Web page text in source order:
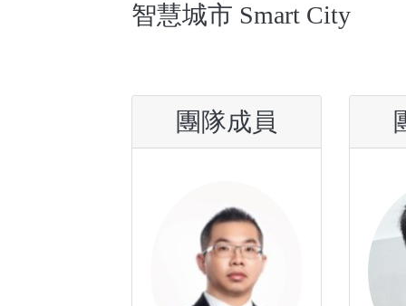
智慧城市 Smart City
團隊成員